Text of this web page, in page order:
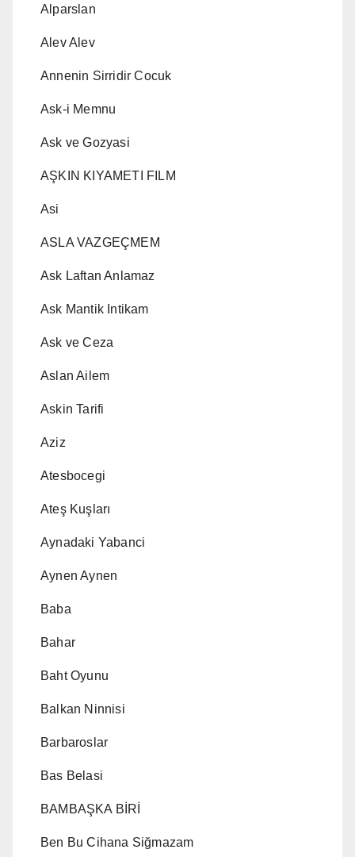
Alparslan
Alev Alev
Annenin Sirridir Cocuk
Ask-i Memnu
Ask ve Gozyasi
AŞKIN KIYAMETI FILM
Asi
ASLA VAZGEÇMEM
Ask Laftan Anlamaz
Ask Mantik Intikam
Ask ve Ceza
Aslan Ailem
Askin Tarifi
Aziz
Atesbocegi
Ateş Kuşları
Aynadaki Yabanci
Aynen Aynen
Baba
Bahar
Baht Oyunu
Balkan Ninnisi
Barbaroslar
Bas Belasi
BAMBAŞKA BİRİ
Ben Bu Cihana Siğmazam